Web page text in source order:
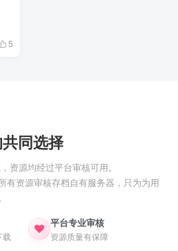
5
同选择
资源均经过平台审核可用。
有资源审核存档自有服务器，只为为用
载
平台专业审核
资源质量有保障